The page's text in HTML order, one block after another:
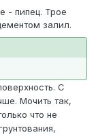
- пипец. Трое
залил.
С
Мочить так,
что не